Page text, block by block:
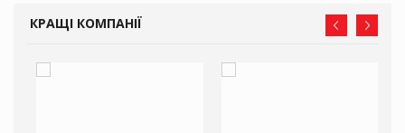
КРАЩІ КОМПАНІЇ